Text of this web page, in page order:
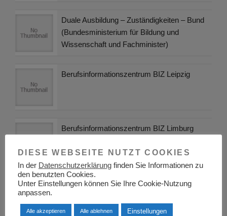
Duale Ausbildung – Zuständigkeiten – Bund
(Bundesministerium für Bildung und
Wissenschaft und Fachminister)
Berufsinformationszentrum BIZ Leipzig
Berufsinformationszentrum BIZ Limburg
Finanzberatung auf Honorarbasis
DIESE WEBSEITE NUTZT COOKIES
In der Datenschutzerklärung finden Sie Informationen zu
den benutzten Cookies.
Unter Einstellungen können Sie Ihre Cookie-Nutzung
anpassen.
Alle akzeptieren Alle ablehnen Einstellungen